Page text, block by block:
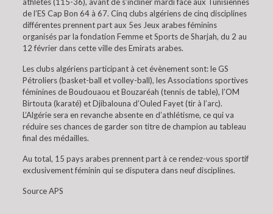
de l’ES Cap Bon 64 à 67. Cinq clubs algériens de cinq disciplines
différentes prennent part aux 5es Jeux arabes féminins
organisés par la fondation Femme et Sports de Sharjah, du 2 au
12 février dans cette ville des Emirats arabes.
Les clubs algériens participant à cet évènement sont: le GS
Pétroliers (basket-ball et volley-ball), les Associations sportives
féminines de Boudouaou et Bouzaréah (tennis de table), l’OM
Birtouta (karaté) et Djibalouna d’Ouled Fayet (tir à l’arc).
L’Algérie sera en revanche absente en d’athlétisme, ce qui va
réduire ses chances de garder son titre de champion au tableau
final des médailles.
Au total, 15 pays arabes prennent part à ce rendez-vous sportif
exclusivement féminin qui se disputera dans neuf disciplines.
Source APS